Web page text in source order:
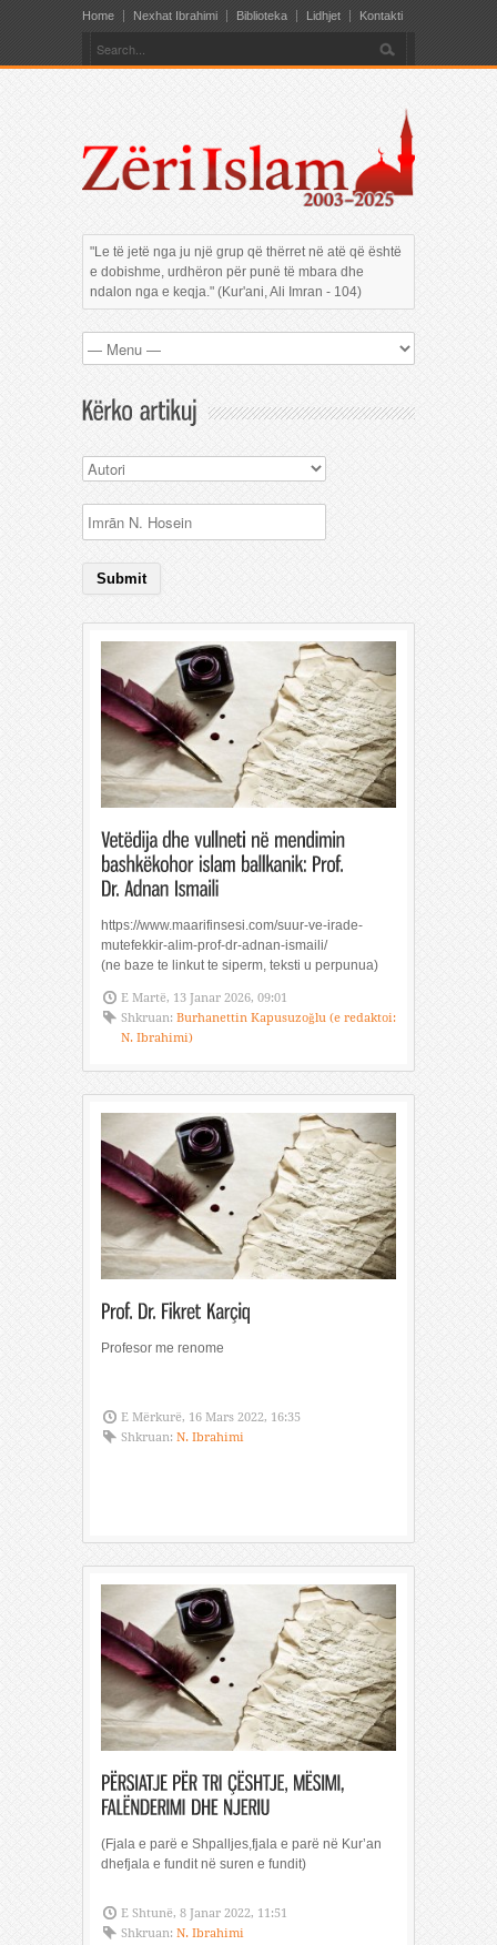
Home Nexhat Ibrahimi Biblioteka Lidhjet Kontakti
"Le të jetë nga ju një grup që thërret në atë që është
e dobishme, urdhëron për punë të mbara dhe
ndalon nga e keqja." (Kur'ani, Ali Imran - 104)
https://www.maarifinsesi.com/suur-ve-irade-
mutefekkir-alim-prof-dr-adnan-ismaili/
(ne baze te linkut te siperm, teksti u perpunua)
E Martë, 13 Janar 2026, 09:01
Shkruan: Burhanettin Kapusuzoğlu (e redaktoi:
N. Ibrahimi)
Profesor me renome
E Mërkurë, 16 Mars 2022, 16:35
Shkruan: N. Ibrahimi
(Fjala e parë e Shpalljes,fjala e parë në Kur’an
dhefjala e fundit në suren e fundit)
E Shtunë, 8 Janar 2022, 11:51
Shkruan: N. Ibrahimi